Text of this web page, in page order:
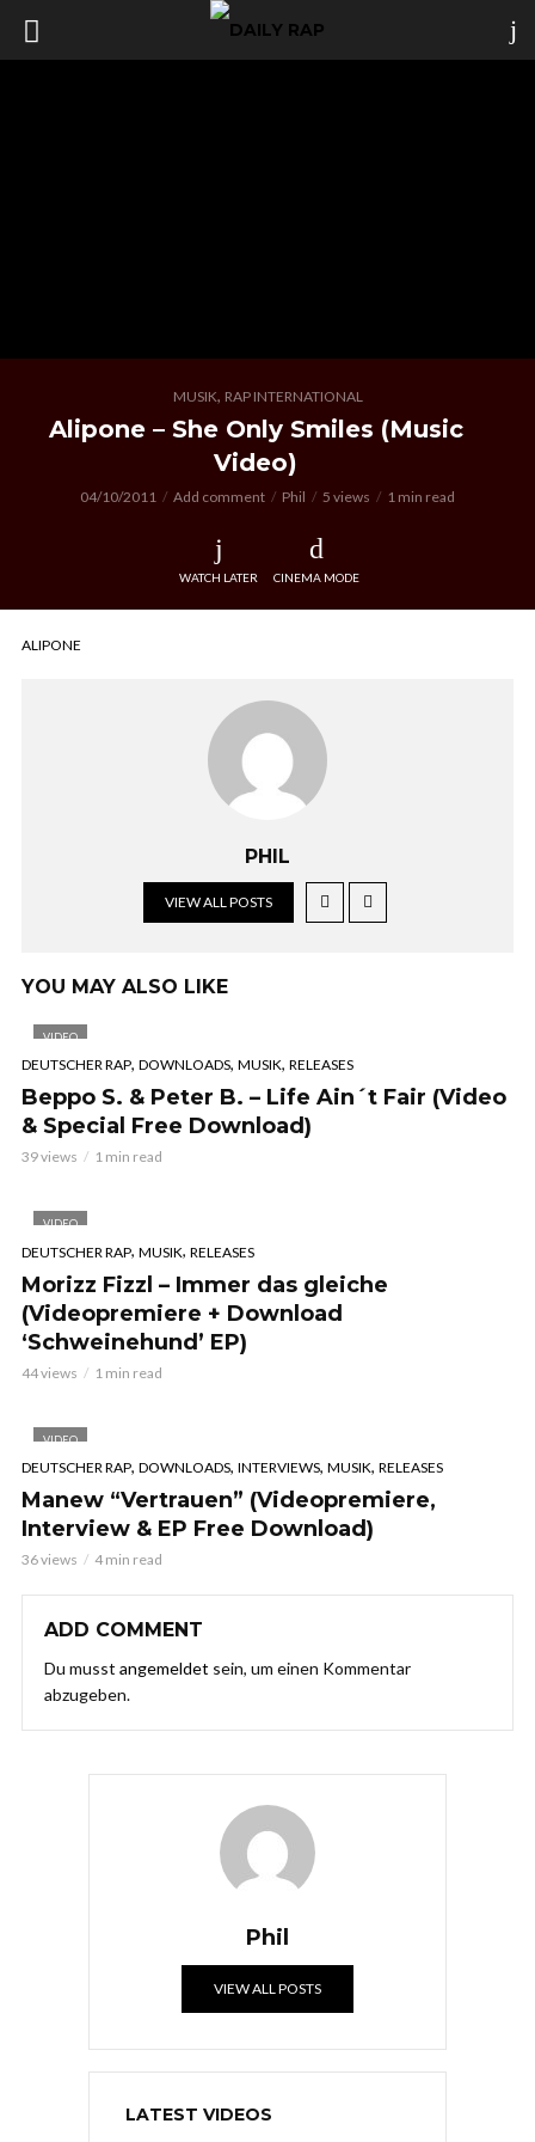
MUSIK, RAP INTERNATIONAL
Alipone – She Only Smiles (Music
Video)
04/10/2011 Add comment Phil 5 views 1 min read
WATCH LATER CINEMA MODE
ALIPONE
PHIL
VIEW ALL POSTS
YOU MAY ALSO LIKE
VIDEO
DEUTSCHER RAP, DOWNLOADS, MUSIK, RELEASES
Beppo S. & Peter B. – Life Ain´t Fair (Video
& Special Free Download)
39 views 1 min read
VIDEO
DEUTSCHER RAP, MUSIK, RELEASES
Morizz Fizzl – Immer das gleiche
(Videopremiere + Download
‘Schweinehund’ EP)
44 views 1 min read
VIDEO
DEUTSCHER RAP, DOWNLOADS, INTERVIEWS, MUSIK, RELEASES
Manew “Vertrauen” (Videopremiere,
Interview & EP Free Download)
36 views 4 min read
ADD COMMENT
Du musst angemeldet sein, um einen Kommentar
abzugeben.
Phil
VIEW ALL POSTS
LATEST VIDEOS